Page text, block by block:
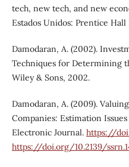
tech, new tech, and new
Estados Unidos: Prentice Hall
Damodaran, A. (2002).
Techniques for Determining
Wiley & Sons, 2002.
Damodaran, A. (2009).
Companies: Estimation
Electronic Journal. https://
https://doi.org/10.2139/